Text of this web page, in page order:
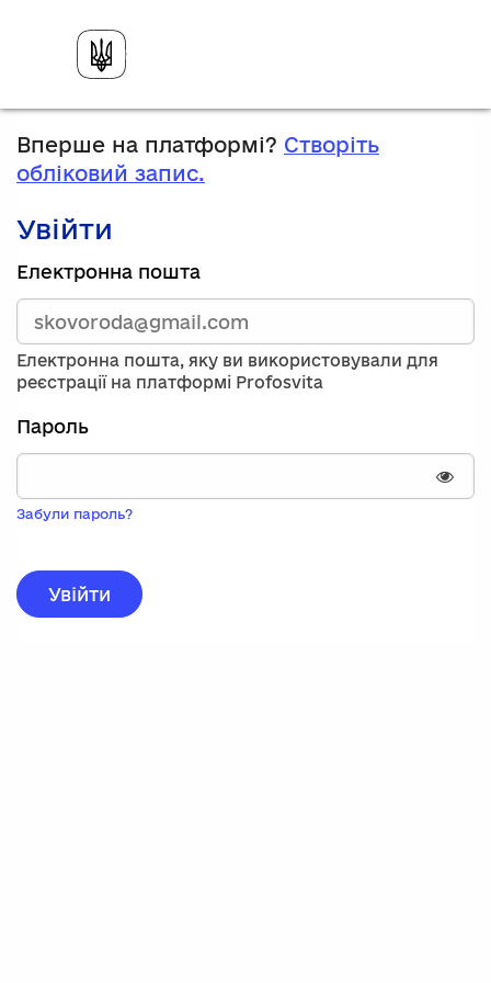
Вперше на платформі? Створіть
обліковий запис.
Увійти
Зареєструйтесь,
використавши
електронну
адресу
та
пароль.
Якщо
вас
немає
запису,
натисніть
реєстрації.
Електронна пошта
Електронна пошта, яку ви використовували для
реєстрації на платформі Profosvita
Пароль
Забули пароль?
Увійти